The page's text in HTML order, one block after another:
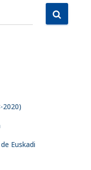
2020)
Euskadi